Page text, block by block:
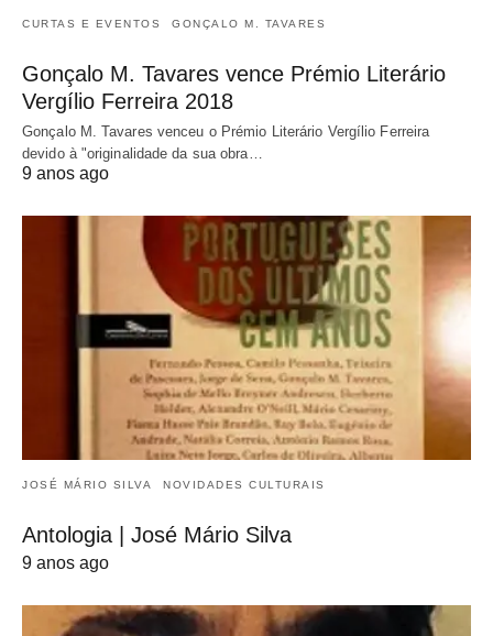
CURTAS E EVENTOS GONÇALO M. TAVARES
Gonçalo M. Tavares vence Prémio Literário
Vergílio Ferreira 2018
Gonçalo M. Tavares venceu o Prémio Literário Vergílio Ferreira
devido à "originalidade da sua obra…
9 anos ago
JOSÉ MÁRIO SILVA NOVIDADES CULTURAIS
Antologia | José Mário Silva
9 anos ago